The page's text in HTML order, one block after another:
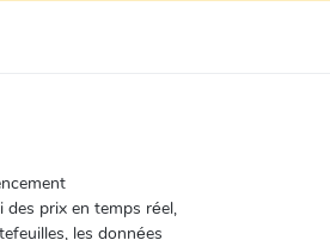
prix en temps réel,
les données